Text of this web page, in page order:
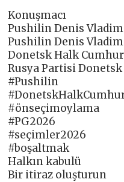
Konuşmacı
Pushilin Denis
Pushilin Denis
Donetsk Halk
Rusya Partisi
#Pushilin
#önseçimoylama
#PG2026
#seçimler2026
#boşaltmak
Halkın kabulü
Bir itiraz oluşturun